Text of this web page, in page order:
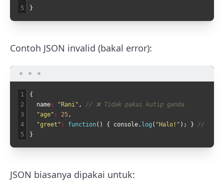
5
}
Contoh JSON invalid (bakal error):
1
2
3
4
5
{
name: "Rani" ,
// ❌ Tidak pakai kutip ganda
"age" : 25,
"greet" : function( ) { console. log ( "Halo!" ) ; }
// ❌
}
JSON biasanya dipakai untuk: